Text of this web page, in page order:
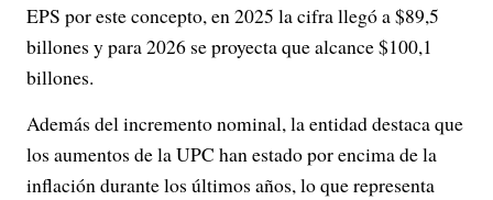
EPS por este concepto, en 2025 la cifra llegó a $89,5
billones y para 2026 se proyecta que alcance $100,1
billones.
Además del incremento nominal, la entidad destaca que
los aumentos de la UPC han estado por encima de la
inflación durante los últimos años, lo que representa